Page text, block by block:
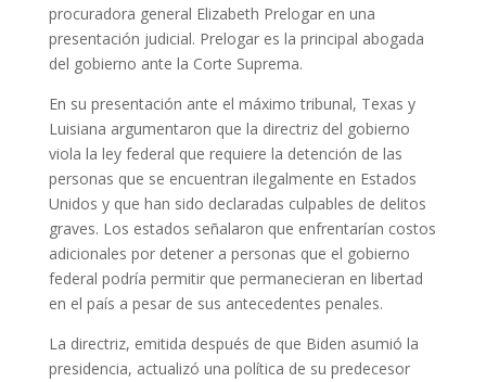
procuradora general Elizabeth Prelogar en una
presentación judicial. Prelogar es la principal abogada
del gobierno ante la Corte Suprema.
En su presentación ante el máximo tribunal, Texas y
Luisiana argumentaron que la directriz del gobierno
viola la ley federal que requiere la detención de las
personas que se encuentran ilegalmente en Estados
Unidos y que han sido declaradas culpables de delitos
graves. Los estados señalaron que enfrentarían costos
adicionales por detener a personas que el gobierno
federal podría permitir que permanecieran en libertad
en el país a pesar de sus antecedentes penales.
La directriz, emitida después de que Biden asumió la
presidencia, actualizó una política de su predecesor